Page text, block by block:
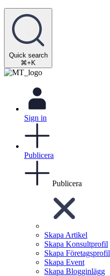
Quick search
⌘+K
Sign in
Publicera
Publicera
Skapa Artikel
Skapa Konsultprofil
Skapa Företagsprofil
Skapa Event
Skapa Blogginlägg